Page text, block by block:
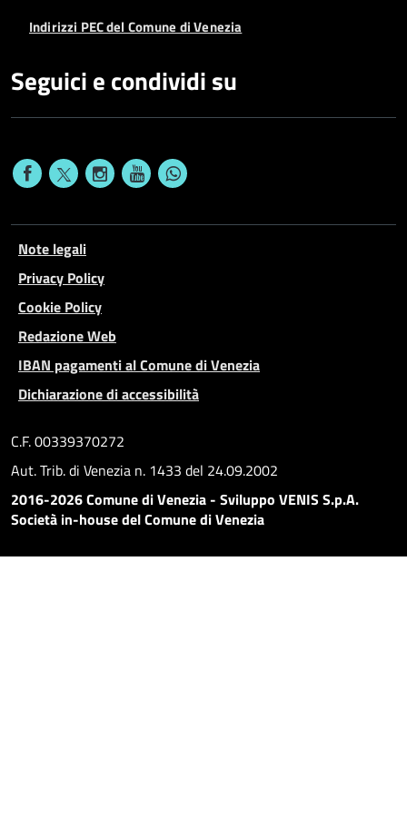
Indirizzi PEC del Comune di Venezia
Seguici e condividi su
Note legali
Privacy Policy
Cookie Policy
Redazione Web
IBAN pagamenti al Comune di Venezia
Dichiarazione di accessibilità
C.F. 00339370272
Aut. Trib. di Venezia n. 1433 del 24.09.2002
2016-2026 Comune di Venezia - Sviluppo VENIS S.p.A.
Società in-house del Comune di Venezia